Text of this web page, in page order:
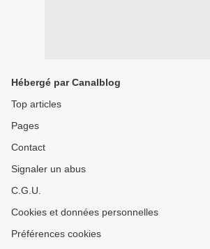
Hébergé par Canalblog
Top articles
Pages
Contact
Signaler un abus
C.G.U.
Cookies et données personnelles
Préférences cookies